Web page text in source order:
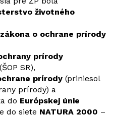
životného
o ochrane prírody
prírody
(ŠOP SR),
prírody (priniesol
prírody) a
do Európskej únie
do siete NATURA 2000 –